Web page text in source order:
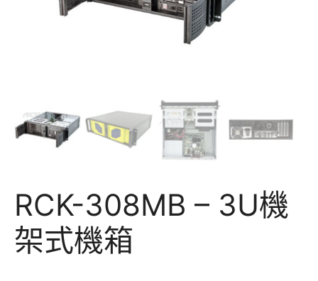
RCK-308MB – 3U機
架式機箱